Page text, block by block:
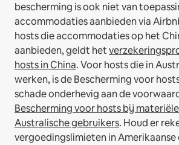
bescherming is ook niet van
accommodaties aanbieden via
hosts die accommodaties op het
aanbieden, geldt het
hosts in China.Voor hosts die in
werken, is de Bescherming voor
schade onderhevig aan de
Bescherming voor hosts bij
Australische gebruikers. Houd er
vergoedingslimieten in